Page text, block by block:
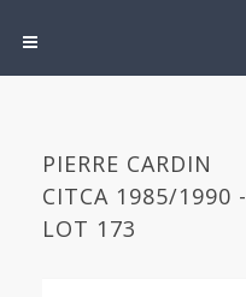
PIERRE CARDIN
CITCA 1985/1990 -
LOT 173